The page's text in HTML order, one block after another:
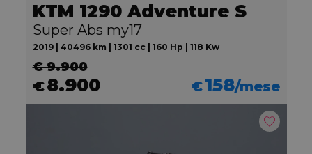
KTM 1290 Adventure S
Super Abs my17
2019 | 40496 km | 1301 cc | 160 Hp | 118 Kw
€ 9.900
€8.900 €158/mese